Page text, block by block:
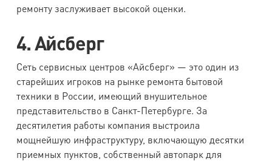
ремонту заслуживает высокой оценки.
4. Айсберг
Сеть сервисных центров «Айсберг» — это один из
старейших игроков на рынке ремонта бытовой
техники в России, имеющий внушительное
представительство в Санкт-Петербурге. За
десятилетия работы компания выстроила
мощнейшую инфраструктуру, включающую десятки
приемных пунктов, собственный автопарк для